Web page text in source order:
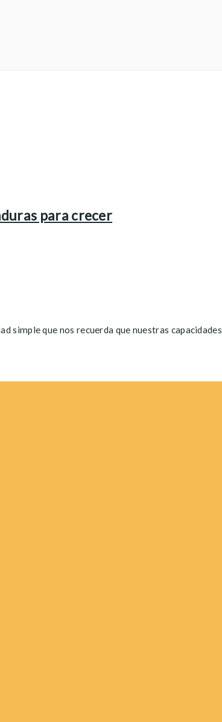
para crecer
simple que nos recuerda que nuestras capacidades